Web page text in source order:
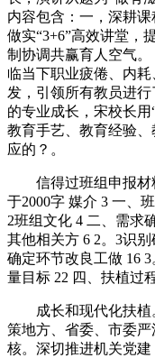
内容包含：一，深耕课
做实“3+6”高效讲堂，
制协调共赢育人空气
临当下职业疲倦、内
发，引领所有教员进
的专业成长，宋校长
教育手艺、教育经验
应的？。
信得过班组申报材
于2000字 媒介 3 一、
2班组文化 4 二、需求
其他相关方 6 2。3识
确定环节改良工做 16
量目标 22 四、扶植过
成长和现代化扶植
策地方、省委、市委
核。深切推进机关党建